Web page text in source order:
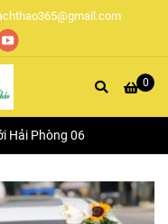
0
Hải Phòng 06